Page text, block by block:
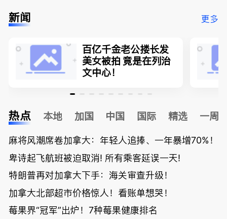
新闻 更多
百亿千金老公搂长发
美女被拍 竟是在列治
文中心！
热点 本地 加国 中国 国际 精选 一周
麻将风潮席卷加拿大：年轻人追捧、一年暴增70%！
卑诗起飞航班被迫取消! 所有乘客延误一天!
特朗普再对加拿大下手：海关审查升级！
加拿大北部超市价格惊人！看账单想哭！
莓果界“冠军”出炉！7种莓果健康排名